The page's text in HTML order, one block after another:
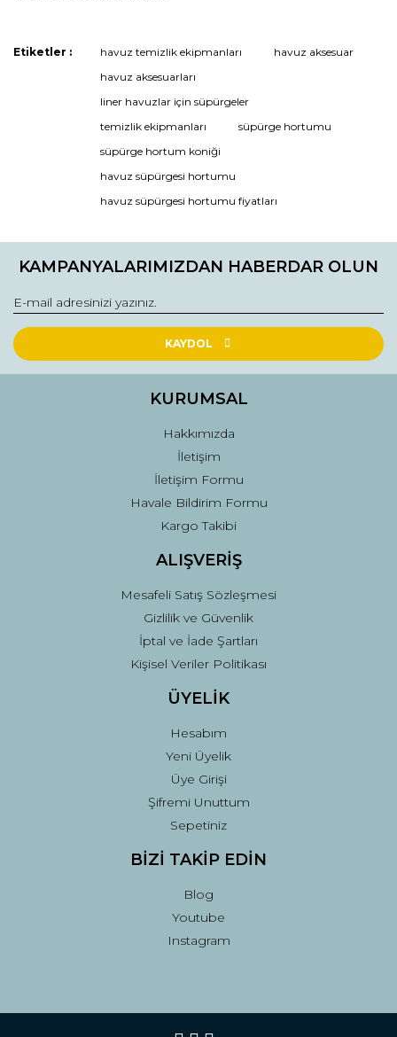
Bu ürüne ilk yorumu siz yapın!
Yorum Yaz
Etiketler : havuz temizlik ekipmanları
havuz aksesuar
havuz aksesuarları
liner havuzlar için süpürgeler
temizlik ekipmanları
süpürge hortumu
süpürge hortum koniği
havuz süpürgesi hortumu
havuz süpürgesi hortumu fiyatları
KAMPANYALARIMIZDAN HABERDAR OLUN
KAYDOL
KURUMSAL
Hakkımızda
İletişim
İletişim Formu
Havale Bildirim Formu
Kargo Takibi
ALIŞVERİŞ
Mesafeli Satış Sözleşmesi
Gizlilik ve Güvenlik
İptal ve İade Şartları
Kişisel Veriler Politikası
ÜYELİK
Hesabım
Yeni Üyelik
Üye Girişi
Şifremi Unuttum
Sepetiniz
BİZİ TAKİP EDİN
Blog
Youtube
Instagram